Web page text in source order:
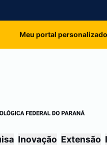
Meu portal personalizado
Inovação Extensão